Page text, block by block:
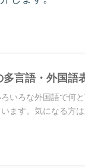
多言語・外国
ろいろな外国語で何
ます。気になる方